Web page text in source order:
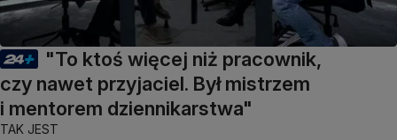
"To ktoś więcej niż pracownik,
czy nawet przyjaciel. Był mistrzem
i mentorem dziennikarstwa"
TAK JEST